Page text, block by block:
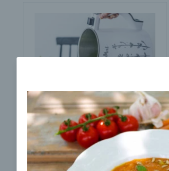
Brokolicová polievka s
cesnakom od LaPetit